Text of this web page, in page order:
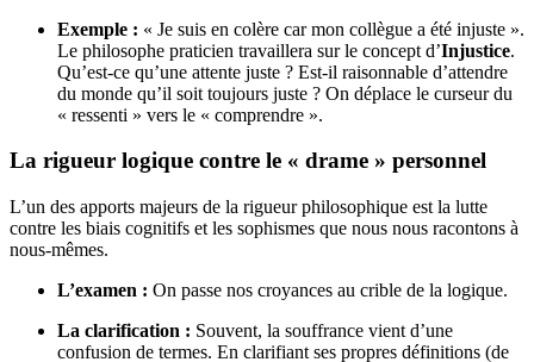
Exemple : « Je suis en colère car mon collègue a été injuste ».
Le philosophe praticien travaillera sur le concept d’Injustice.
Qu’est-ce qu’une attente juste ? Est-il raisonnable d’attendre
du monde qu’il soit toujours juste ? On déplace le curseur du
« ressenti » vers le « comprendre ».
La rigueur logique contre le « drame » personnel
L’un des apports majeurs de la rigueur philosophique est la lutte
contre les biais cognitifs et les sophismes que nous nous racontons à
nous-mêmes.
L’examen : On passe nos croyances au crible de la logique.
La clarification : Souvent, la souffrance vient d’une
confusion de termes. En clarifiant ses propres définitions (de